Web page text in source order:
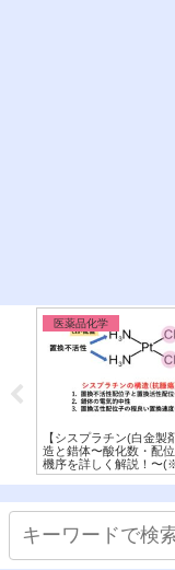
医薬品化学
【シスプラチン(白金製
造と錯体〜酸化数・配
機序を詳しく解説！〜